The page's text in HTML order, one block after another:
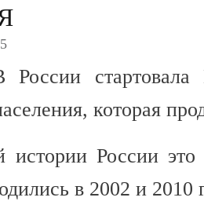
России стартовала
которая
истории России
в 2002 и 2010